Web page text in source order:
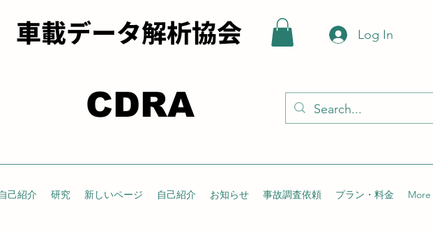
載データ解析協会
CDRA
Log In
己紹介 研究 新しいページ 自己紹介 お知らせ 事故調査依頼 プラン・料金 More